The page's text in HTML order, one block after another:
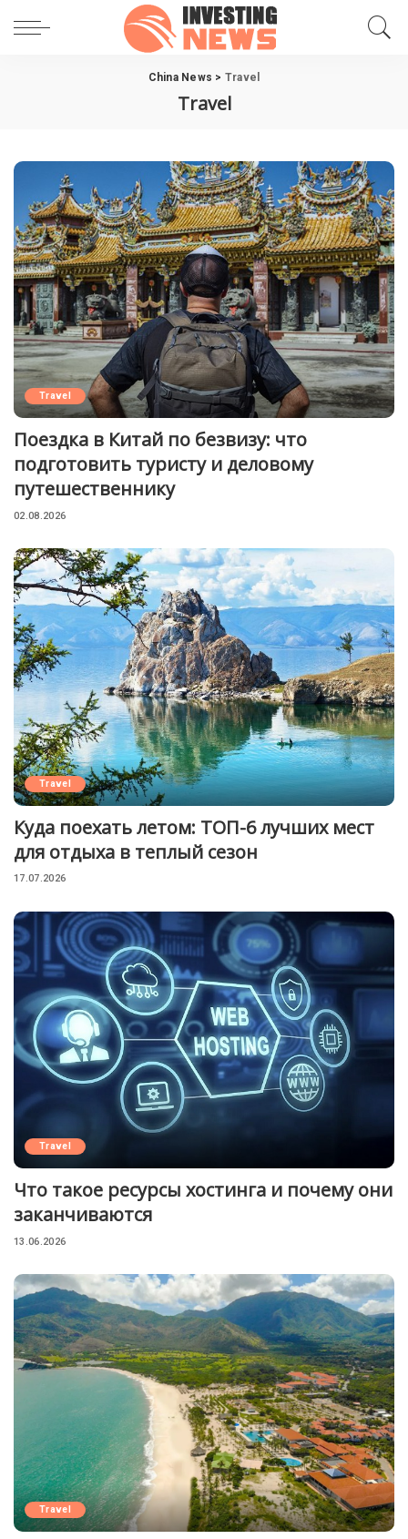
China News > Travel
Travel
Travel
Поездка в Китай по безвизу: что
подготовить туристу и деловому
путешественнику
02.08.2026
Travel
Куда поехать летом: ТОП-6 лучших мест
для отдыха в теплый сезон
17.07.2026
Travel
Что такое ресурсы хостинга и почему они
заканчиваются
13.06.2026
Travel